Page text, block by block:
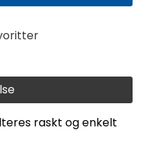
raskt og enkelt